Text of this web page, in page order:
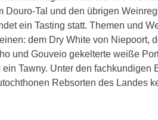
Tal und den übrigen
ein Tasting statt. Themen und
dem Dry White von Niepoort,
und Gouveio gekelterte weiße
Tawny. Unter den fachkundigen
Rebsorten des Landes